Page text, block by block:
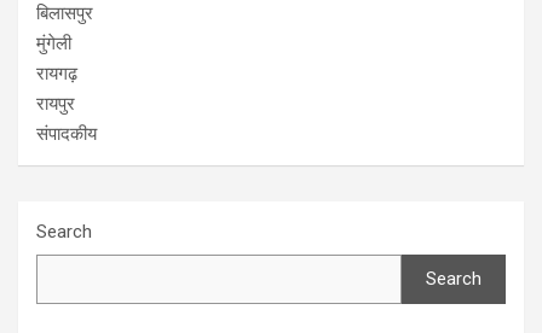
बिलासपुर
मुंगेली
रायगढ़
रायपुर
संपादकीय
Search
Search